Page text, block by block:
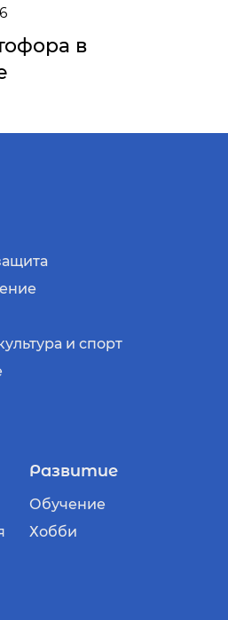
в
и спорт
Развитие
Обучение
Хобби